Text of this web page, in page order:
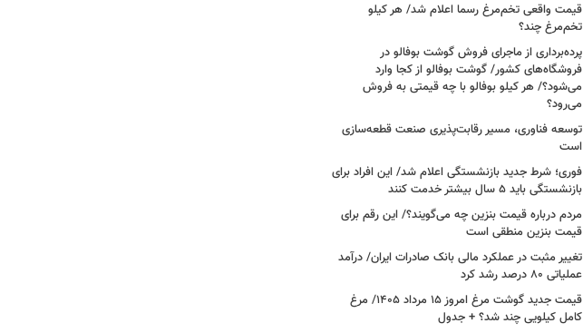
قیمت واقعی تخم‌مرغ رسما اعلام شد/ هر کیلو
تخم‌مرغ چند؟
پرده‌برداری از ماجرای فروش گوشت بوفالو در
فروشگاه‌های کشور/ گوشت بوفالو از کجا وارد
می‌شود؟/ هر کیلو بوفالو با چه قیمتی به فروش
می‌رود؟
توسعه فناوری، مسیر رقابت‌پذیری صنعت قطعه‌سازی
است
فوری؛ شرط جدید بازنشستگی اعلام شد/ این افراد برای
بازنشستگی باید ۵ سال بیشتر خدمت کنند
مردم درباره قیمت بنزین چه می‌گویند؟/ این رقم برای
قیمت بنزین منطقی است
تغییر مثبت در عملکرد مالی بانک صادرات ایران/ درآمد
عملیاتی ۸۰ درصد رشد کرد
قیمت جدید گوشت مرغ امروز ۱۵ مرداد ۱۴۰۵/ مرغ
کامل کیلویی چند شد؟ + جدول